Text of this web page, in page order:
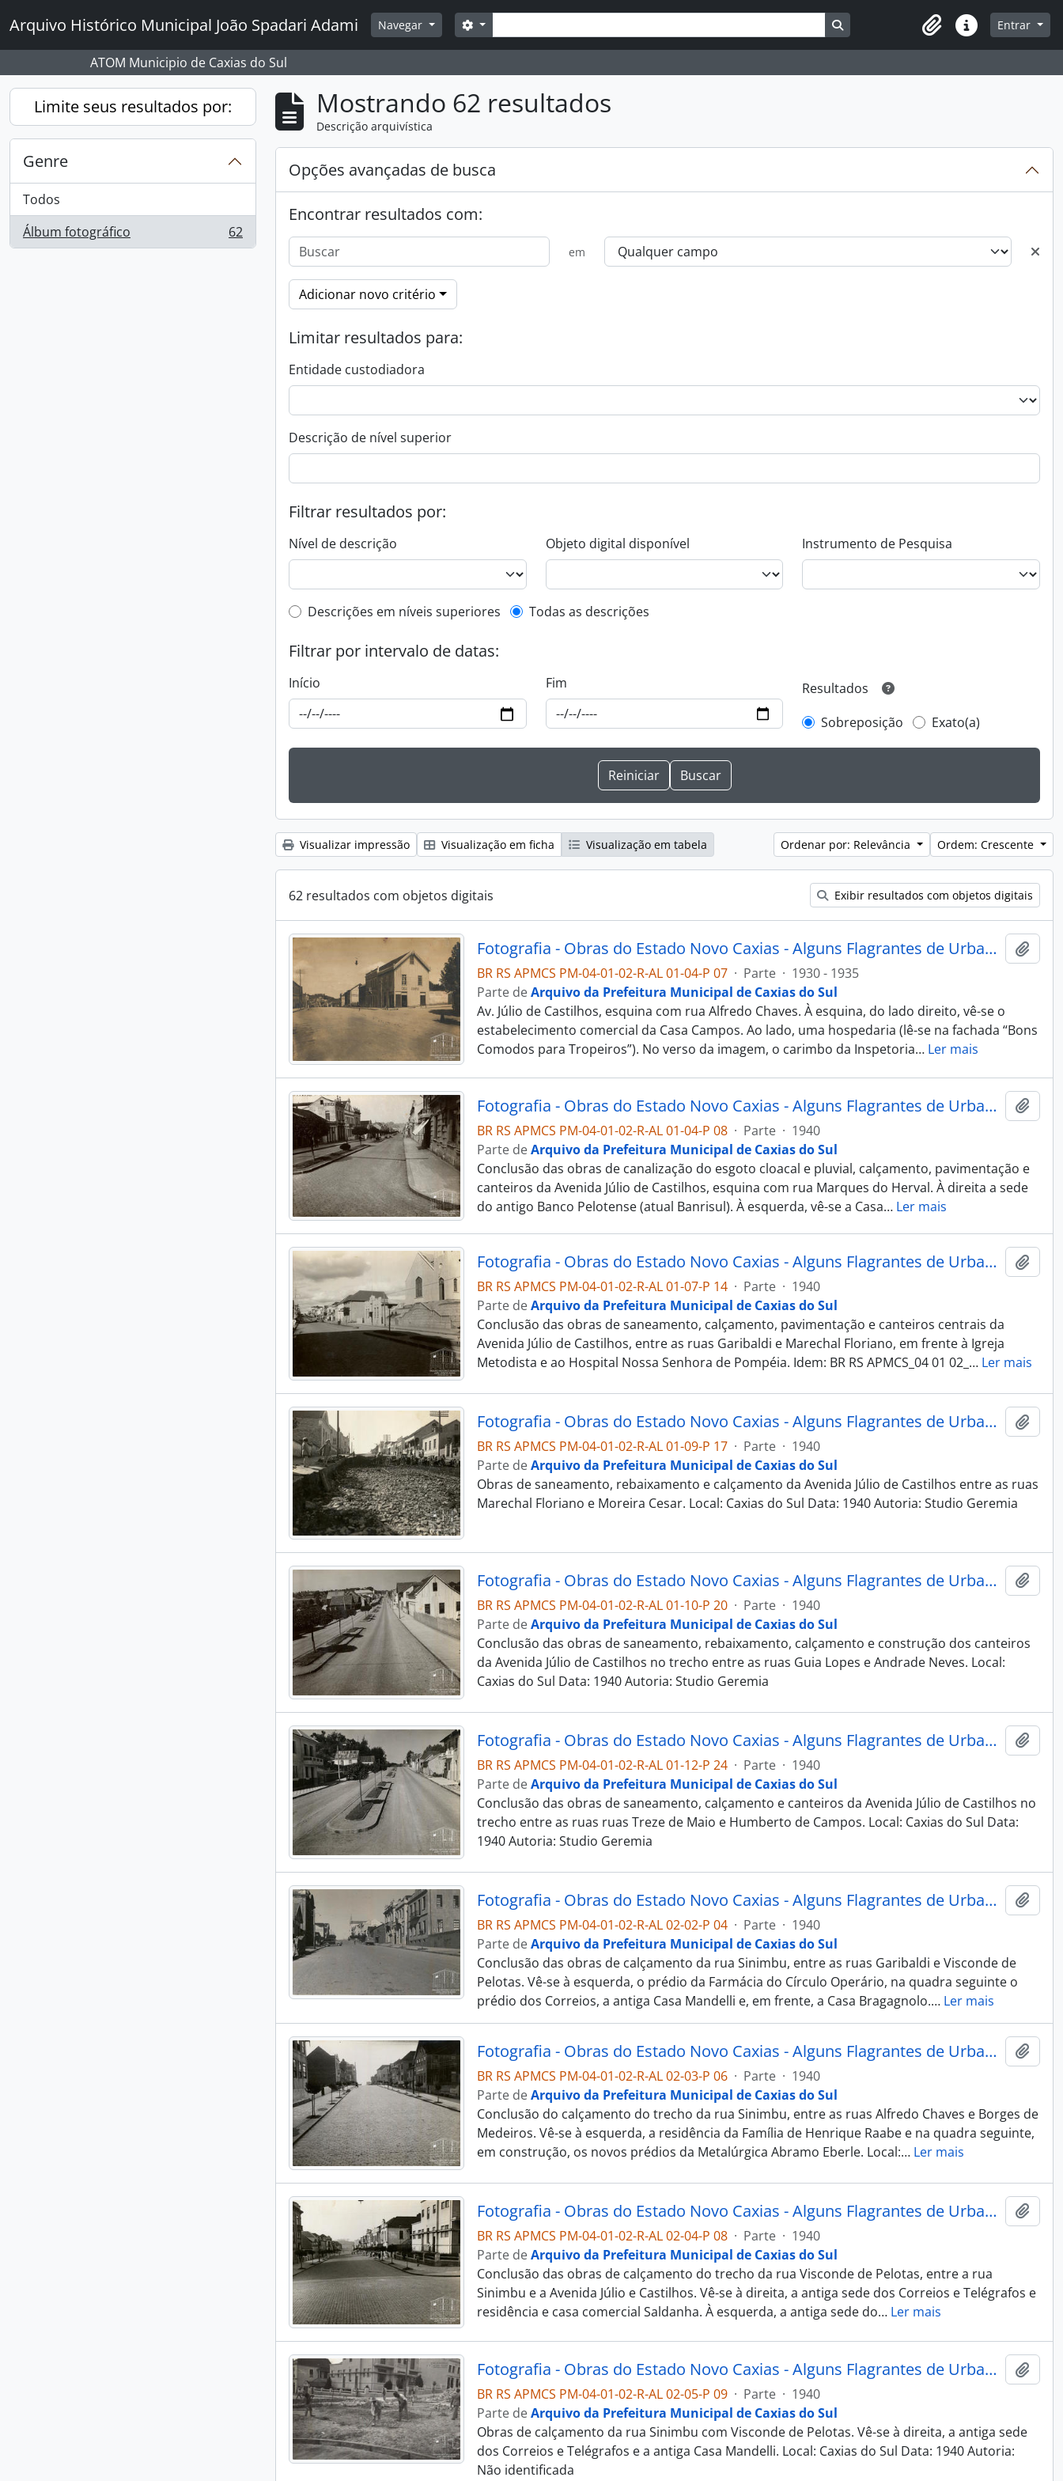
Arquivo Histórico Municipal João Spadari Adami Navegar Buscar
Opções de busca Busque na página de navegação
Atalhos Entrar
ATOM Municipio de Caxias do Sul
Limite seus resultados por:
Genre
Todos
Álbum fotográfico
, 62 resultados 62
Mostrando 62 resultados
Descrição arquivística
Opções avançadas de busca
Encontrar resultados com:
em
Adicionar novo critério
Limitar resultados para:
Entidade custodiadora
Descrição de nível superior
Filtrar resultados por:
Nível de descrição Objeto digital disponível Instrumento de Pesquisa
Filtro de descrição de nível superior
Descrições em níveis superiores Todas as descrições
Filtrar por intervalo de datas:
Início Fim
Resultados
Sobreposição
Exato(a)
Visualizar impressão Visualização em ficha Visualização em tabela Ordenar por: Relevância Ordem: Crescente
62 resultados com objetos digitais Exibir resultados com objetos digitais
Fotografia - Obras do Estado Novo Caxias - Alguns Flagrantes de Urbanização e Saneamento - Administração Dante Marcucci
BR RS APMCS PM-04-01-02-R-AL 01-04-P 07 · Parte · 1930 - 1935
Parte deArquivo da Prefeitura Municipal de Caxias do Sul
Av. Júlio de Castilhos, esquina com rua Alfredo Chaves. À esquina, do lado direito, vê-se o
estabelecimento comercial da Casa Campos. Ao lado, uma hospedaria (lê-se na fachada “Bons
Comodos para Tropeiros”). No verso da imagem, o carimbo da Inspetoria… Ler mais
Fotografia - Obras do Estado Novo Caxias - Alguns Flagrantes de Urbanização e Saneamento - Administração Dante Marcucci
BR RS APMCS PM-04-01-02-R-AL 01-04-P 08 · Parte · 1940
Parte deArquivo da Prefeitura Municipal de Caxias do Sul
Conclusão das obras de canalização do esgoto cloacal e pluvial, calçamento, pavimentação e
canteiros da Avenida Júlio de Castilhos, esquina com rua Marques do Herval. À direita a sede
do antigo Banco Pelotense (atual Banrisul). À esquerda, vê-se a Casa… Ler mais
Fotografia - Obras do Estado Novo Caxias - Alguns Flagrantes de Urbanização e Saneamento - Administração Dante Marcucci
BR RS APMCS PM-04-01-02-R-AL 01-07-P 14 · Parte · 1940
Parte deArquivo da Prefeitura Municipal de Caxias do Sul
Conclusão das obras de saneamento, calçamento, pavimentação e canteiros centrais da
Avenida Júlio de Castilhos, entre as ruas Garibaldi e Marechal Floriano, em frente à Igreja
Metodista e ao Hospital Nossa Senhora de Pompéia. Idem: BR RS APMCS_04 01 02_ … Ler mais
Fotografia - Obras do Estado Novo Caxias - Alguns Flagrantes de Urbanização e Saneamento - Administração Dante Marcucci
BR RS APMCS PM-04-01-02-R-AL 01-09-P 17 · Parte · 1940
Parte deArquivo da Prefeitura Municipal de Caxias do Sul
Obras de saneamento, rebaixamento e calçamento da Avenida Júlio de Castilhos entre as ruas
Marechal Floriano e Moreira Cesar. Local: Caxias do Sul Data: 1940 Autoria: Studio Geremia
Fotografia - Obras do Estado Novo Caxias - Alguns Flagrantes de Urbanização e Saneamento - Administração Dante Marcucci
BR RS APMCS PM-04-01-02-R-AL 01-10-P 20 · Parte · 1940
Parte deArquivo da Prefeitura Municipal de Caxias do Sul
Conclusão das obras de saneamento, rebaixamento, calçamento e construção dos canteiros
da Avenida Júlio de Castilhos no trecho entre as ruas Guia Lopes e Andrade Neves. Local:
Caxias do Sul Data: 1940 Autoria: Studio Geremia
Fotografia - Obras do Estado Novo Caxias - Alguns Flagrantes de Urbanização e Saneamento - Administração Dante Marcucci
BR RS APMCS PM-04-01-02-R-AL 01-12-P 24 · Parte · 1940
Parte deArquivo da Prefeitura Municipal de Caxias do Sul
Conclusão das obras de saneamento, calçamento e canteiros da Avenida Júlio de Castilhos no
trecho entre as ruas ruas Treze de Maio e Humberto de Campos. Local: Caxias do Sul Data:
1940 Autoria: Studio Geremia
Fotografia - Obras do Estado Novo Caxias - Alguns Flagrantes de Urbanização e Saneamento - Administração Dante Marcucci
BR RS APMCS PM-04-01-02-R-AL 02-02-P 04 · Parte · 1940
Parte deArquivo da Prefeitura Municipal de Caxias do Sul
Conclusão das obras de calçamento da rua Sinimbu, entre as ruas Garibaldi e Visconde de
Pelotas. Vê-se à esquerda, o prédio da Farmácia do Círculo Operário, na quadra seguinte o
prédio dos Correios, a antiga Casa Mandelli e, em frente, a Casa Bragagnolo.… Ler mais
Fotografia - Obras do Estado Novo Caxias - Alguns Flagrantes de Urbanização e Saneamento - Administração Dante Marcucci
BR RS APMCS PM-04-01-02-R-AL 02-03-P 06 · Parte · 1940
Parte deArquivo da Prefeitura Municipal de Caxias do Sul
Conclusão do calçamento do trecho da rua Sinimbu, entre as ruas Alfredo Chaves e Borges de
Medeiros. Vê-se à esquerda, a residência da Família de Henrique Raabe e na quadra seguinte,
em construção, os novos prédios da Metalúrgica Abramo Eberle. Local:… Ler mais
Fotografia - Obras do Estado Novo Caxias - Alguns Flagrantes de Urbanização e Saneamento - Administração Dante Marcucci
BR RS APMCS PM-04-01-02-R-AL 02-04-P 08 · Parte · 1940
Parte deArquivo da Prefeitura Municipal de Caxias do Sul
Conclusão das obras de calçamento do trecho da rua Visconde de Pelotas, entre a rua
Sinimbu e a Avenida Júlio e Castilhos. Vê-se à direita, a antiga sede dos Correios e Telégrafos e
residência e casa comercial Saldanha. À esquerda, a antiga sede do… Ler mais
Fotografia - Obras do Estado Novo Caxias - Alguns Flagrantes de Urbanização e Saneamento - Administração Dante Marcucci
BR RS APMCS PM-04-01-02-R-AL 02-05-P 09 · Parte · 1940
Parte deArquivo da Prefeitura Municipal de Caxias do Sul
Obras de calçamento da rua Sinimbu com Visconde de Pelotas. Vê-se à direita, a antiga sede
dos Correios e Telégrafos e a antiga Casa Mandelli. Local: Caxias do Sul Data: 1940 Autoria:
Não identificada